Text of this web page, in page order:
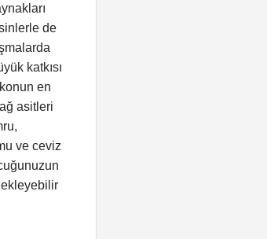
de
katkısı
en
asitleri
ve ceviz
ekleyebilir